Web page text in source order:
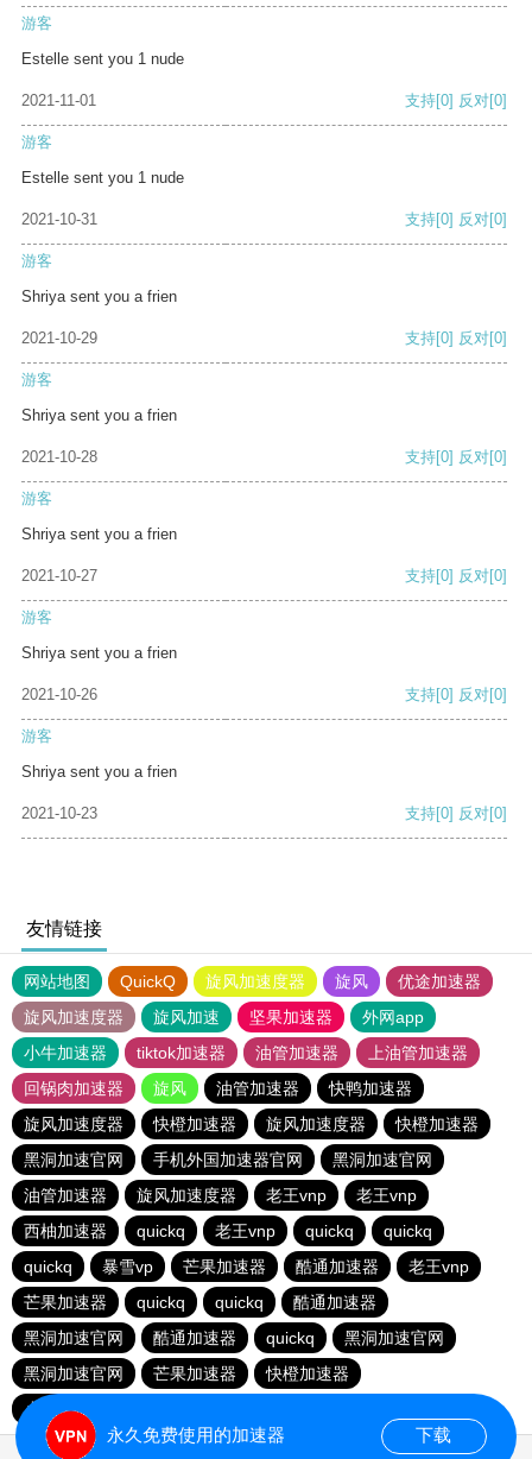
游客
Estelle sent you 1 nude
2021-11-01 支持[0] 反对[0]
游客
Estelle sent you 1 nude
2021-10-31 支持[0] 反对[0]
游客
Shriya sent you a frien
2021-10-29 支持[0] 反对[0]
游客
Shriya sent you a frien
2021-10-28 支持[0] 反对[0]
游客
Shriya sent you a frien
2021-10-27 支持[0] 反对[0]
游客
Shriya sent you a frien
2021-10-26 支持[0] 反对[0]
游客
Shriya sent you a frien
2021-10-23 支持[0] 反对[0]
友情链接
网站地图 QuickQ 旋风加速度器 旋风
优途加速器
旋风加速度器
旋风加速 坚果加速器
外网app
小牛加速器
tiktok加速器 油管加速器
上油管加速器
回锅肉加速器
旋风 油管加速器
快鸭加速器
旋风加速度器
快橙加速器 旋风加速度器
快橙加速器
黑洞加速官网
手机外国加速器官网
黑洞加速官网
油管加速器
旋风加速度器 老王vnp
老王vnp
西柚加速器
quickq 老王vnp quickq
quickq
quickq
暴雪vp 芒果加速器 酷通加速器
老王vnp
芒果加速器
quickq quickq
酷通加速器
黑洞加速官网
酷通加速器 quickq
黑洞加速官网
黑洞加速官网
芒果加速器
快橙加速器
小猫咪ciash加速器
永久免费使用的加速器 下载